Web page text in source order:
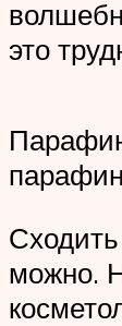
это
можно.